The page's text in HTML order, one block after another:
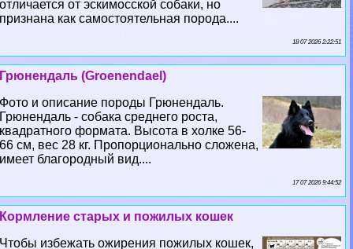
отличается от эскимосской собаки, но
признана как самостоятельная порода....
18 07 2026 2:22:51
Грюнендаль (Groenendael)
Фото и описание породы Грюнендаль.
Грюнендаль - собака среднего роста,
квадратного формата. Высота в холке 56-
66 см, вес 28 кг. Пропорционально сложена,
имеет благородный вид....
17 07 2026 9:44:52
Кормление старых и пожилых кошек
Чтобы избежать ожирения пожилых кошек,